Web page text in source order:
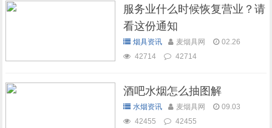
服务业什么时候恢复营业？请
看这份通知
烟具资讯 麦烟具网
02.26
42714
42714
酒吧水烟怎么抽图解
水烟资讯 麦烟具网
09.03
42455
42455